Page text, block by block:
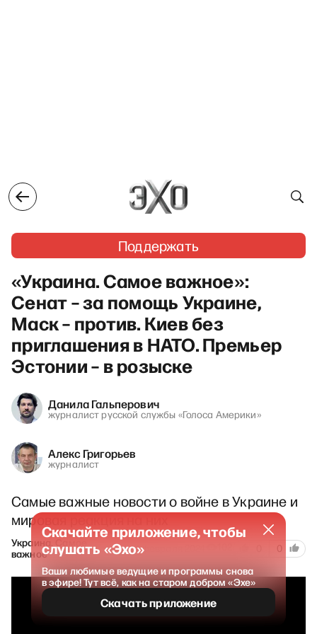
Поддержать
«Украина. Самое важное»:
Сенат – за помощь Украине,
Маск – против. Киев без
приглашения в НАТО. Премьер
Эстонии – в розыске
Данила Гальперович
журналист русской службы «Голоса Америки»
Алекс Григорьев
журналист
Самые важные новости о войне в Украине и
мировая реакция на них
Украина. Самое
важное
14 февраля 2024 0
Скачайте приложение, чтобы
слушать «Эхо»
Ваши любимые ведущие и программы снова
в эфире! Тут всё, как на старом добром «Эхе»
Скачать приложение